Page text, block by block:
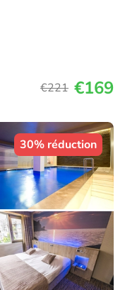
€221 €169
30% réduction